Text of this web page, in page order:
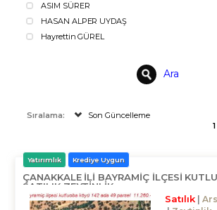
ASIM SÜRER
HASAN ALPER UYDAŞ
Hayrettin GÜREL
Ara
Sıralama:
Son Güncelleme
Yatırımlık Krediye Uygun
ÇANAKKALE ILI BAYRAMIÇ İLÇESI
SATILIK ZEYTİNLİK
Satılık